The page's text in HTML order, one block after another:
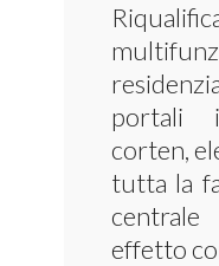
portali
corten,
tutta la
effetto